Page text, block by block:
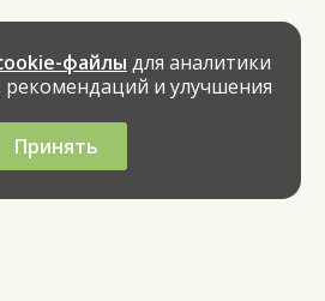
файлы для аналитики
и улучшения
Принять